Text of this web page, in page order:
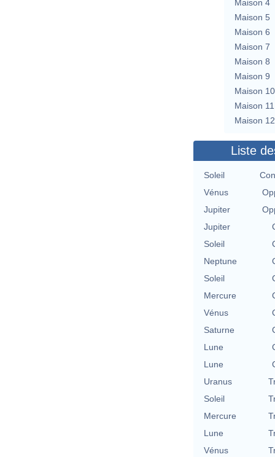
Maison 4
Maison 5
Maison 6
Maison 7
Maison 8
Maison 9
Maison 10
Maison 11
Maison 12
Liste
Soleil
Vénus
Jupiter
Jupiter
Soleil
Neptune
Soleil
Mercure
Vénus
Saturne
Lune
Lune
Uranus
Soleil
Mercure
Lune
Vénus